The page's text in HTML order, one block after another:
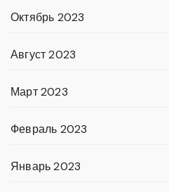
Октябрь 2023
Август 2023
Март 2023
Февраль 2023
Январь 2023